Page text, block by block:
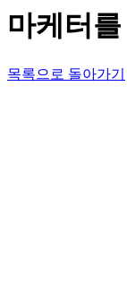
마케터
목록으로 돌아가기